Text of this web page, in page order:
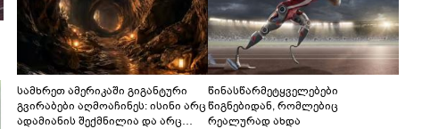
სამხრეთ ამერიკაში გიგანტური
გვირაბები აღმოაჩინეს: ისინი არც
ადამიანის შექმნილია და არც
წინასწარმეტყველებები
წიგნებიდან, რომლებიც
რეალურად ახდა